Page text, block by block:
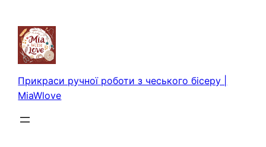
вмісту
Прикраси ручної роботи з чеського бісеру |
MiaWlove